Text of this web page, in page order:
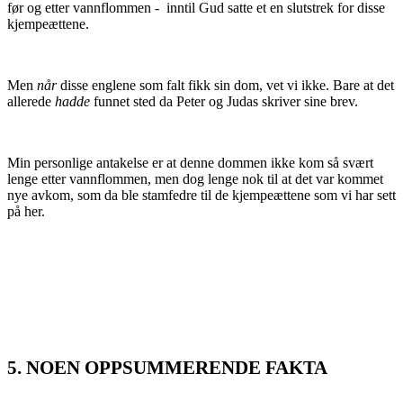
før og etter vannflommen - inntil Gud satte et en slutstrek for disse
kjempeættene.
Men nårdisse englene som falt fikk sin dom, vet vi ikke. Bare at det
allerede hadde funnet sted da Peter og Judas skriver sine brev.
Min personlige antakelse er at denne dommen ikke kom så svært
lenge etter vannflommen, men dog lenge nok til at det var kommet
nye avkom, som da ble stamfedre til de kjempeættene som vi har sett
på her.
5. NOEN OPPSUMMERENDE FAKTA